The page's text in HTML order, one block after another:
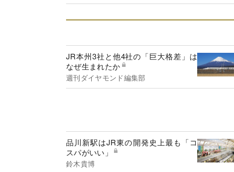
JR本州3社と他4社の「巨大格差」は
なぜ生まれたか
週刊ダイヤモンド編集部
品川新駅はJR東の開発史上最も「コ
スパがいい」
鈴木貴博